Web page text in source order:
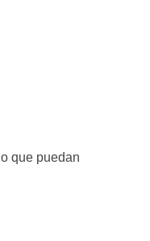
o que puedan